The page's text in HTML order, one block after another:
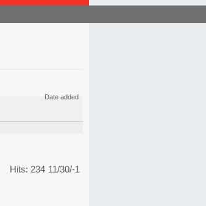
Date added
11/30/-1
Hits: 234